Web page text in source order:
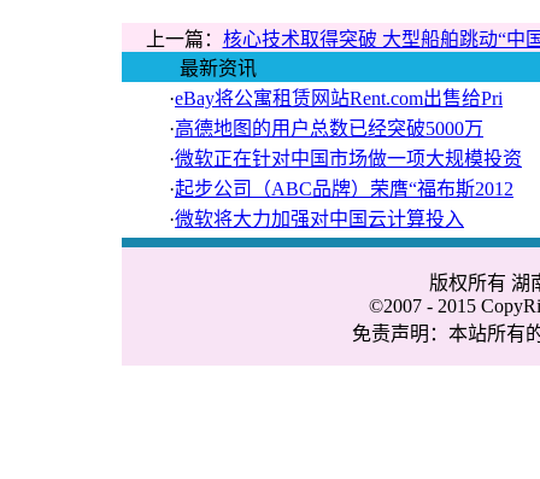
上一篇： 核心技术取得突破 大型船舶跳动“中
最新资讯
·eBay将公寓租赁网站Rent.com出售给Pri
·高德地图的用户总数已经突破5000万
·微软正在针对中国市场做一项大规模投资
·起步公司（ABC品牌）荣膺“福布斯2012
·微软将大力加强对中国云计算投入
版权所有
©2007 - 2015
免责声明：本站所有